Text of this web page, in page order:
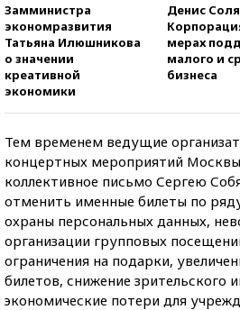
Замминистра
экономразвития
Татьяна Илюшникова
о значении
креативной
экономики
Денис
мерах
малого и
бизнеса
Тем временем ведущие
концертных мероприятий
коллективное письмо Сергею
отменить именные билеты по
охраны персональных данных,
организации групповых
ограничения на подарки,
билетов, снижение зрительского
экономические потери для